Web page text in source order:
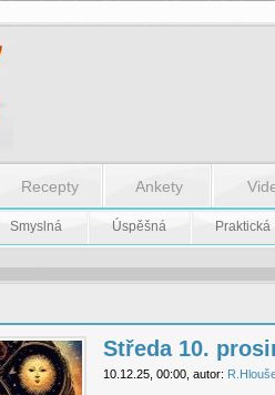
Recepty Ankety
Smyslná Úspěšná Praktická
Středa 10.
10.12.25, 00:00, autor: